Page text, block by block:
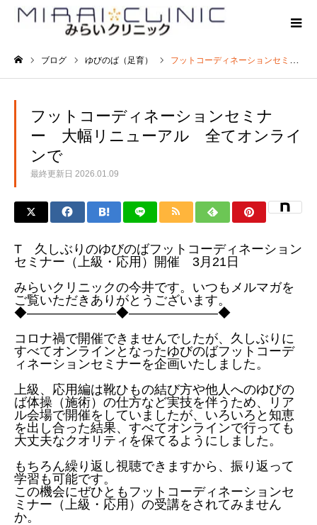
ブログ ゆびのば（足育） フットコーディネーションセミナー 大幅リニューアル 全てオンラインで
フットコーディネーションセミナ
ー 大幅リニューアル 全てオンライ
ンで
最終更新日 2026.01.09
T 久しぶりのゆびのばフットコーディネーション
セミナー（上級・応用）開催 3月21日
みらいクリニックの今井です。いつもメルマガを
ご覧いただきありがとうございます。
◆―――――――◆―――――――◆
コロナ禍で開催できませんでしたが、久しぶりに
すべてオンラインとなったゆびのばフットコーデ
ィネーションセミナーを企画いたしました。
上級、応用編は靴ひもの結び方や他人へのゆびの
ば体操（施術）の仕方など実技を伴うため、リア
ル会場で開催をしていましたが、いろいろと知恵
を出し合った結果、すべてオンラインで行っても
大丈夫なクオリティを保てるようにしました。
もちろん繰り返し視聴できますから、振り返って
学習も可能です。
この機会にぜひともフットコーディネーションセ
ミナー（上級・応用）の受講をされてみません
か。